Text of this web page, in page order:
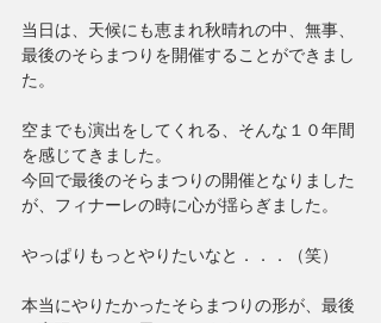
当日は、天候にも恵まれ秋晴れの中、無事、
最後のそらまつりを開催することができまし
た。
空までも演出をしてくれる、そんな１０年間
を感じてきました。
今回で最後のそらまつりの開催となりました
が、フィナーレの時に心が揺らぎました。
やっぱりもっとやりたいなと．．．（笑）
本当にやりたかったそらまつりの形が、最後